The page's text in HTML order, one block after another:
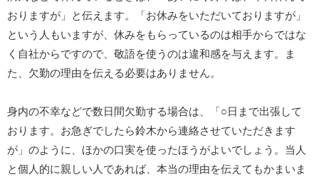
おりますが」と伝えます。「お休みをいただいておりますが」
という人もいますが、休みをもらっているのは相手からではな
く自社からですので、敬語を使うのは違和感を与えます。ま
た、欠勤の理由を伝える必要はありません。
身内の不幸などで数日間欠勤する場合は、「○日まで出張して
おります。お急ぎでしたら鈴木から連絡させていただきます
が」のように、ほかの口実を使ったほうがよいでしょう。当人
と個人的に親しい人であれば、本当の理由を伝えてもかまいま